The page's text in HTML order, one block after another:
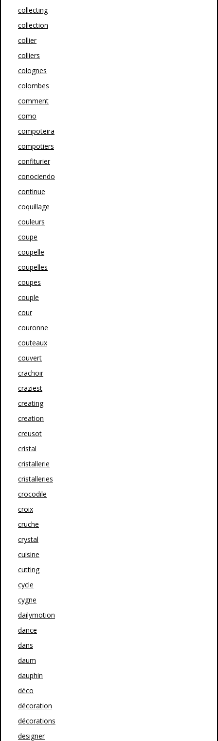
collecting
collection
collier
colliers
colognes
colombes
comment
como
compoteira
compotiers
confiturier
conociendo
continue
coquillage
couleurs
coupe
coupelle
coupelles
coupes
couple
cour
couronne
couteaux
couvert
crachoir
craziest
creating
creation
creusot
cristal
cristallerie
cristalleries
crocodile
croix
cruche
crystal
cuisine
cutting
cycle
cygne
dailymotion
dance
dans
daum
dauphin
déco
décoration
décorations
designer